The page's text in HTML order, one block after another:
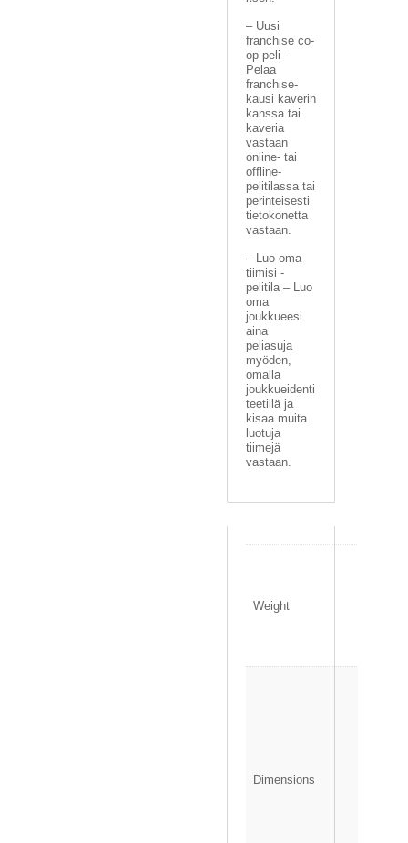
– Uusi
franchise co-
op-peli –
Pelaa
franchise-
kausi kaverin
kanssa tai
kaveria
vastaan
online- tai
offline-
pelitilassa tai
perinteisesti
tietokonetta
vastaan.
– Luo oma
tiimisi -
pelitila – Luo
oma
joukkueesi
aina
peliasuja
myöden,
omalla
joukkueidenti
teetillä ja
kisaa muita
luotuja
tiimejä
vastaan.
Weight
Dimensions